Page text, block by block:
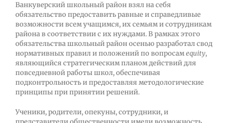
Ванкуверский школьный район взял на себя
обязательство предоставить равные и справедливые
возможности всем учащимся, их семьям и сотрудникам
района в соответствии с их нуждами. В рамках этого
обязательства школьный район осенью разработал свод
нормативных правил и положений по вопросамequity,
являющийся стратегическим планом действий для
повседневной работы школ, обеспечивая
подконтрольность и предоставляя методологические
принципы при принятии решений.
Ученики, родители, опекуны, сотрудники, и